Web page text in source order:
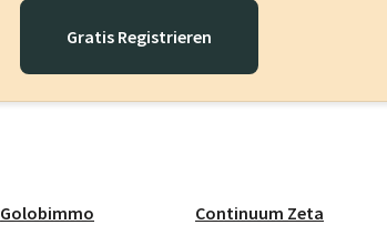
Gratis Registrieren
Golobimmo
Continuum Zeta